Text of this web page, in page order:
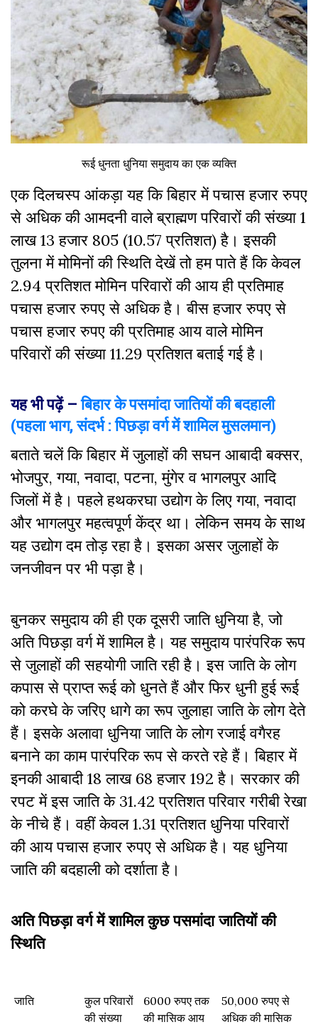
रूई धुनता धुनिया समुदाय का एक व्यक्ति
एक दिलचस्प आंकड़ा यह कि बिहार में पचास हजार रुपए
से अधिक की आमदनी वाले ब्राह्मण परिवारों की संख्या 1
लाख 13 हजार 805 (10.57 प्रतिशत) है। इसकी
तुलना में मोमिनों की स्थिति देखें तो हम पाते हैं कि केवल
2.94 प्रतिशत मोमिन परिवारों की आय ही प्रतिमाह
पचास हजार रुपए से अधिक है। बीस हजार रुपए से
पचास हजार रुपए की प्रतिमाह आय वाले मोमिन
परिवारों की संख्या 11.29 प्रतिशत बताई गई है।
यह भी पढ़ें –बिहार के पसमांदा जातियों की बदहाली
(पहला भाग, संदर्भ : पिछड़ा वर्ग में शामिल मुसलमान)
बताते चलें कि बिहार में जुलाहों की सघन आबादी बक्सर,
भोजपुर, गया, नवादा, पटना, मुंगेर व भागलपुर आदि
जिलों में है। पहले हथकरघा उद्योग के लिए गया, नवादा
और भागलपुर महत्वपूर्ण केंद्र था। लेकिन समय के साथ
यह उद्योग दम तोड़ रहा है। इसका असर जुलाहों के
जनजीवन पर भी पड़ा है।
बुनकर समुदाय की ही एक दूसरी जाति धुनिया है, जो
अति पिछड़ा वर्ग में शामिल है। यह समुदाय पारंपरिक रूप
से जुलाहों की सहयोगी जाति रही है। इस जाति के लोग
कपास से प्राप्त रूई को धुनते हैं और फिर धुनी हुई रूई
को करघे के जरिए धागे का रूप जुलाहा जाति के लोग देते
हैं। इसके अलावा धुनिया जाति के लोग रजाई वगैरह
बनाने का काम पारंपरिक रूप से करते रहे हैं। बिहार में
इनकी आबादी 18 लाख 68 हजार 192 है। सरकार की
रपट में इस जाति के 31.42 प्रतिशत परिवार गरीबी रेखा
के नीचे हैं। वहीं केवल 1.31 प्रतिशत धुनिया परिवारों
की आय पचास हजार रुपए से अधिक है। यह धुनिया
जाति की बदहाली को दर्शाता है।
अति पिछड़ा वर्ग में शामिल कुछ पसमांदा जातियों की
स्थिति
जाति
कुल परिवारों
की संख्या
6000 रुपए तक
की मासिक आय
50,000 रुपए से
अधिक की मासिक